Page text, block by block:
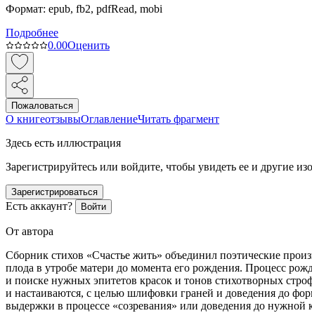
Формат: epub, fb2, pdfRead, mobi
Подробнее
0.00Оценить
Пожаловаться
О книгеотзывыОглавлениеЧитать фрагмент
Здесь есть иллюстрация
Зарегистрируйтесь или войдите, чтобы увидеть ее и другие
Зарегистрироваться
Есть аккаунт? Войти
От автора
Сборник стихов «Счастье жить» объединил поэтические
плода в утробе матери до момента его рождения. Процесс
и поиске нужных эпитетов красок и тонов стихотворных
и настаиваются, с целью шлифовки граней и доведения до
выдержки в процессе «созревания» или доведения до